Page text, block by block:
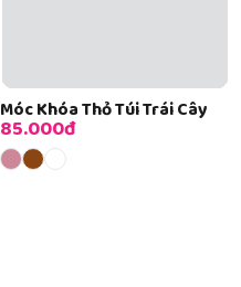
Móc Khóa Thỏ Túi Trái Cây
85.000đ